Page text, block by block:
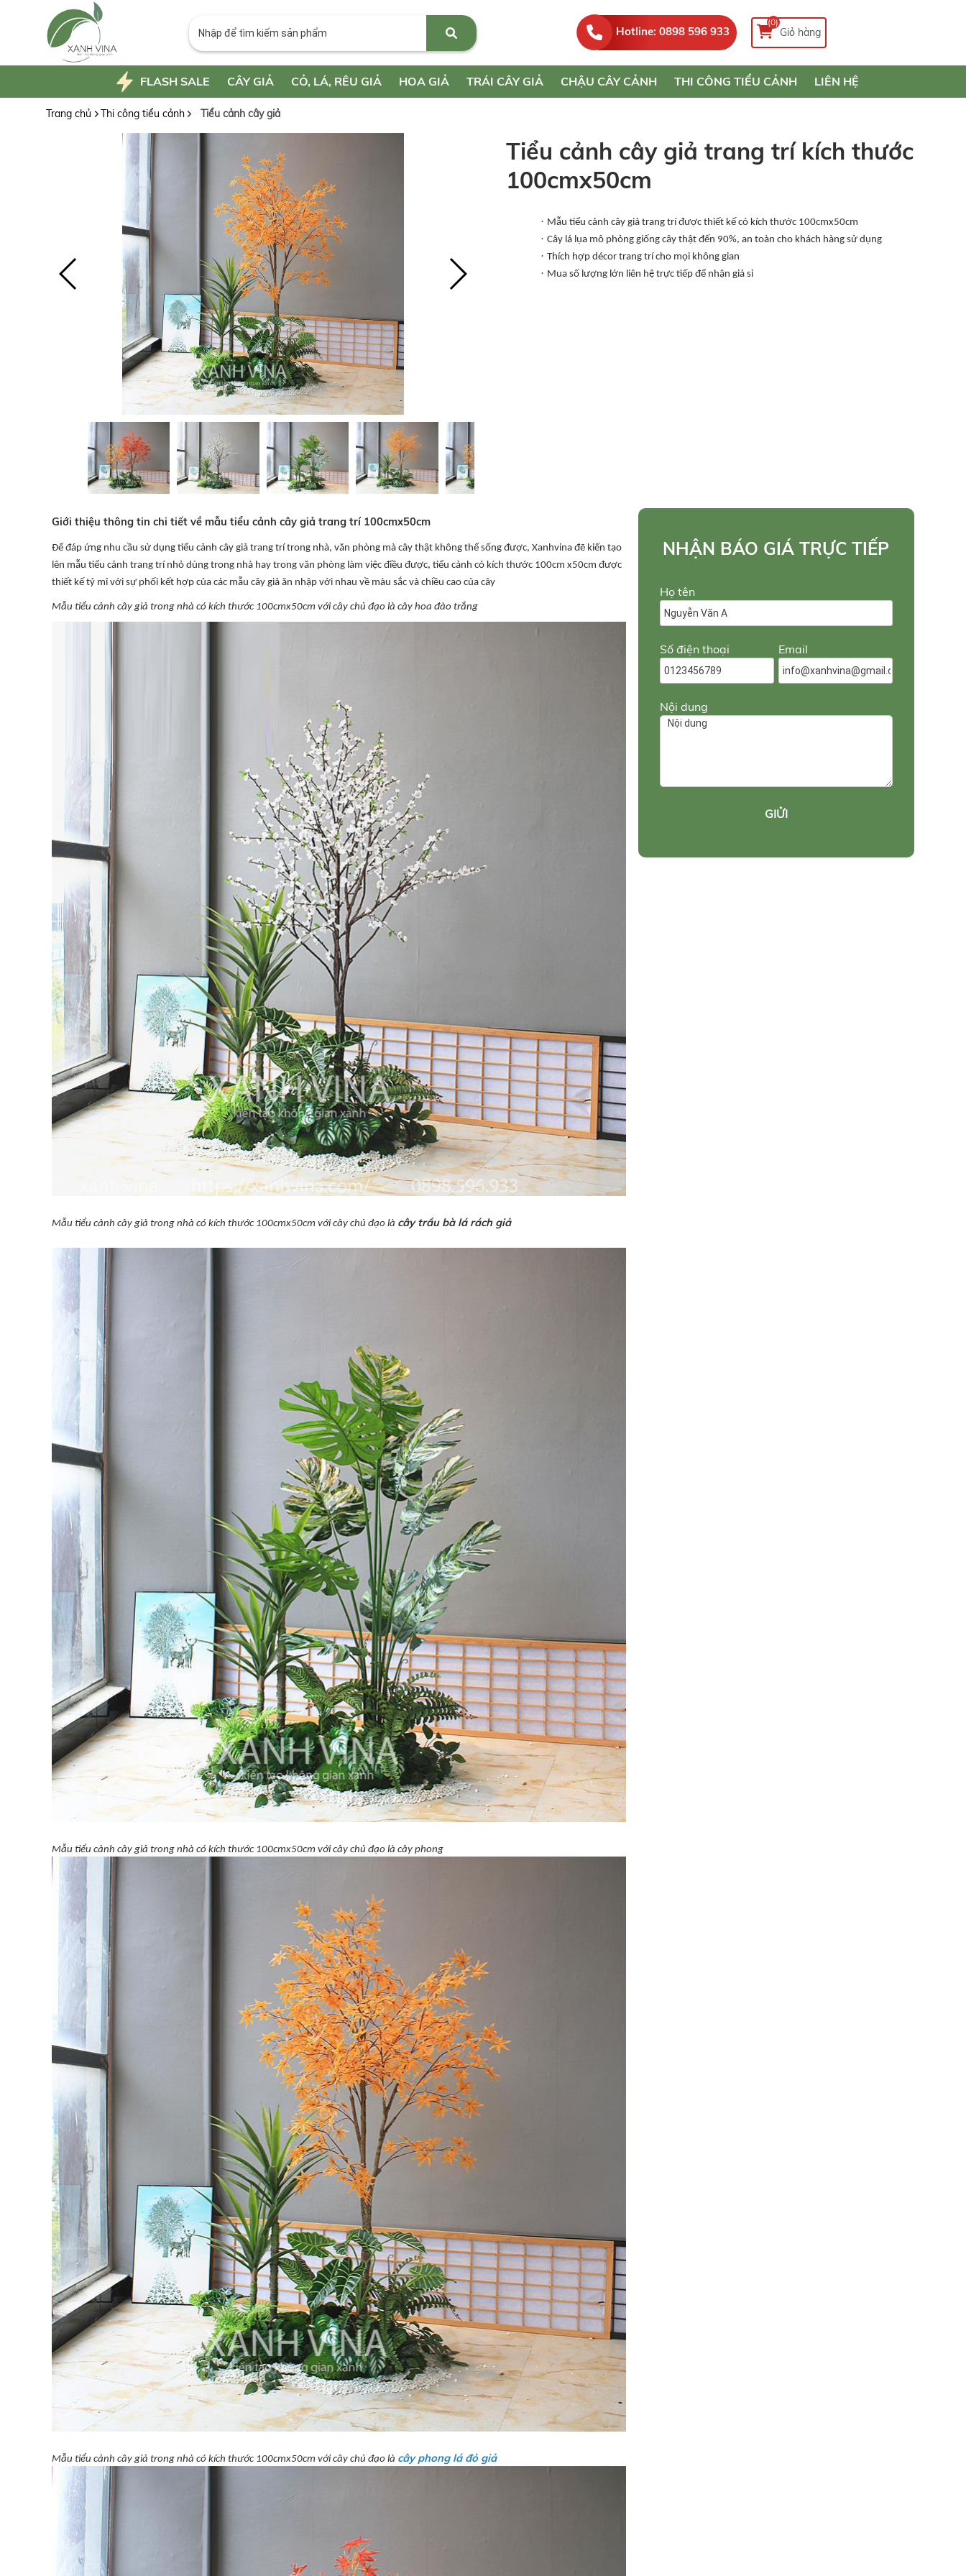
Hotline: 0898 596 933
(0)
Giỏ hàng
FLASH SALE CÂY GIẢ CỎ, LÁ, RÊU GIẢ HOA GIẢ TRÁI CÂY GIẢ CHẬU CÂY CẢNH THI CÔNG TIỂU CẢNH LIÊN HỆ
Trang chủ Thi công tiểu cảnh Tiểu cảnh cây giả
Tiểu cảnh cây giả trang trí kích thước
100cmx50cm
· Mẫu tiểu cảnh cây giả trang trí được thiết kế có kích thước 100cmx50cm
· Cây lá lụa mô phỏng giống cây thật đến 90%, an toàn cho khách hàng sử dụng
· Thích hợp décor trang trí cho mọi không gian
· Mua số lượng lớn liên hệ trực tiếp để nhận giá sỉ
Giới thiệu thông tin chi tiết về mẫu tiểu cảnh cây giả trang trí 100cmx50cm
Để đáp ứng nhu cầu sử dụng tiểu cảnh cây giả trang trí trong nhà, văn phòng mà cây thật không thể sống được, Xanhvina đẽ kiến tạo
lên mẫu tiểu cảnh trang trí nhỏ dùng trong nhà hay trong văn phòng làm việc điều được, tiểu cảnh có kích thước 100cm x50cm được
thiết kế tỷ mỉ với sự phối kết hợp của các mẫu cây giả ăn nhập với nhau về màu sắc và chiều cao của cây
Mẫu tiểu cảnh cây giả trong nhà có kích thước 100cmx50cm với cây chủ đạo là cây hoa đào trắng
Mẫu tiểu cảnh cây giả trong nhà có kích thước 100cmx50cm với cây chủ đạo là cây trầu bà lá rách giả
Mẫu tiểu cảnh cây giả trong nhà có kích thước 100cmx50cm với cây chủ đạo là cây phong
Mẫu tiểu cảnh cây giả trong nhà có kích thước 100cmx50cm với cây chủ đạo là cây phong lá đỏ giả
NHẬN BÁO GIÁ TRỰC TIẾP
Họ tên
Số điện thoại Email
Nội dung